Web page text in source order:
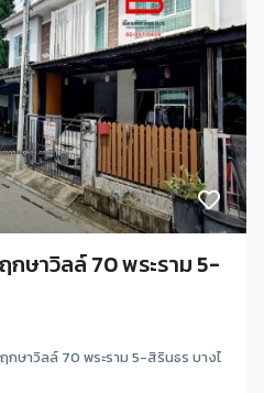
กษาวิลล์ 70 พระราม 5-
ษาวิลล์ 70 พระราม 5-สิรินธร บางไ